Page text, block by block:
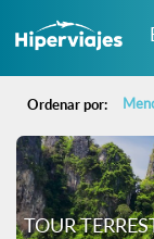
Ordenar por:
TOUR